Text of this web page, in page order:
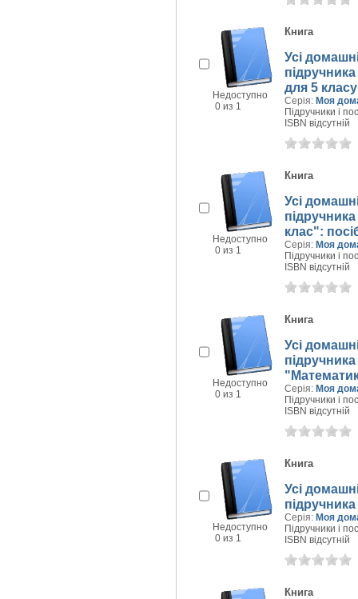
Недоступно
0 из 1
Книга
Усі
для 5
Серія: Моя
Підручники і
ISBN відсутній
Недоступно
0 из 1
Книга
Усі
клас":
Серія: Моя
Підручники і
ISBN відсутній
Недоступно
0 из 1
Книга
Усі
Серія: Моя
Підручники і
ISBN відсутній
Недоступно
0 из 1
Книга
Усі
Серія: Моя
Підручники і
ISBN відсутній
Книга